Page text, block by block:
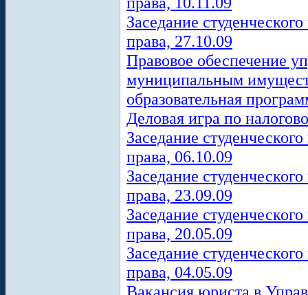
Заседание
права, 27.10.09
Правовое обеспечение
муниципальным
образовательная
Деловая игра по
Заседание
права, 06.10.09
Заседание
права, 23.09.09
Заседание
права, 20.05.09
Заседание
права, 04.05.09
Вакансия юриста в